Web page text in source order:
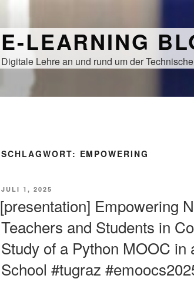
E-LEARNING
Digitale Lehre an und rund um der
SCHLAGWORT: EMPOWERING
VERÖFFENTLICHT
JULI 1, 2025
[presentation] Empowering
Teachers and Students in
Study of a Python MOOC in
School #tugraz